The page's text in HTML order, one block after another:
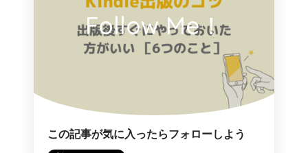
Follow Me！
この記事が気に入ったらフォローしよう